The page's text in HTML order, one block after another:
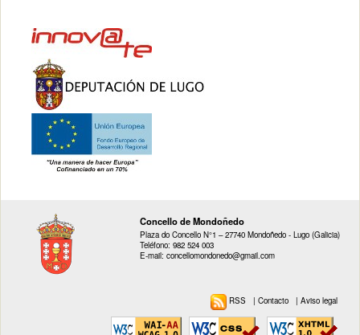
Concello de Mondoñedo
Plaza do Concello N°1 – 27740 Mondoñedo - Lugo (Galicia)
Teléfono: 982 524 003
E-mail: concellomondonedo@gmail.com
RSS |Contacto |Aviso legal